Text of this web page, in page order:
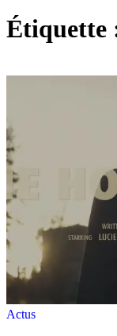
Étiquette
Actus